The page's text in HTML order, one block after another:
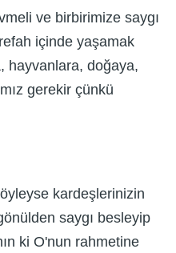
ve birbirimize saygı
içinde yaşamak
hayvanlara, doğaya,
gerekir çünkü
kardeşlerinizin
saygı besleyip
ki O'nun rahmetine